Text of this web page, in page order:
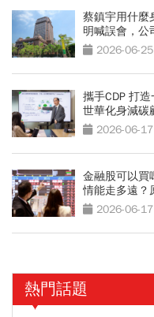
蔡鎮宇用什麼
明喊誤會，公
2026-06-25
攜手CDP 打
世華化身減碳
2026-06-17
金融股可以
情能走多遠？
2026-06-17
熱門話題